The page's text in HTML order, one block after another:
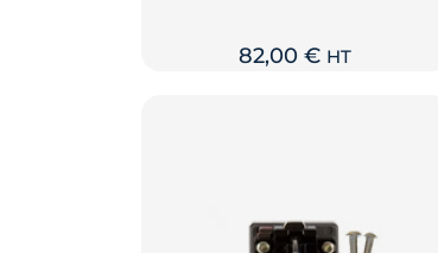
82,00€ HT